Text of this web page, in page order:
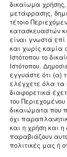
δικαίωμα
μετάφρασης,
τέτοιο
κατασκευαστών
είναι γνωστά
και χωρίς καμία
Ιστότοπου το
Ιστότοπου.
εγγυάστε ότι (α)
ελέγχετε όλα τα
διαφορετικά
του
δικαιώματα που
όχι
και η χρήση και
παραβιάζουν
πολιτικές μας ή